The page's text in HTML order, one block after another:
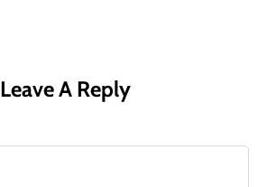
Leave A Reply